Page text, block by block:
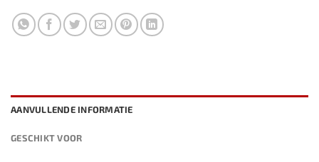
AANVULLENDE INFORMATIE
GESCHIKT VOOR